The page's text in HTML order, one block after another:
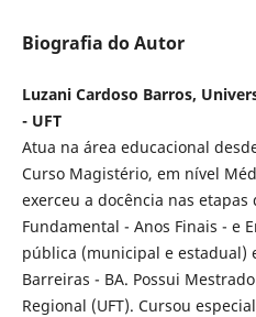
Biografia do Autor
Luzani Cardoso Barros,
- UFT
Atua na área educacional
Curso Magistério, em nível
exerceu a docência nas etapas
Fundamental - Anos Finais - e
pública (municipal e
Barreiras - BA. Possui
Regional (UFT). Cursou